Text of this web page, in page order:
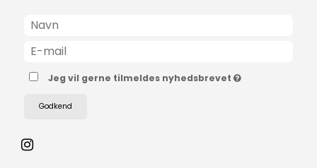
Jeg vil gerne tilmeldes nyhedsbrevet
Godkend